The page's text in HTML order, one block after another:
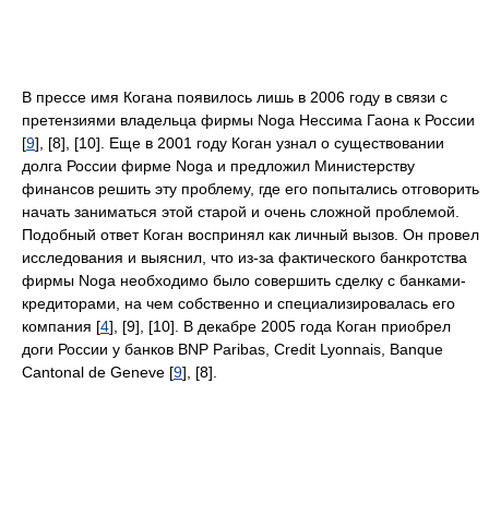
В прессе имя Когана появилось лишь в 2006 году в связи с
претензиями владельца фирмы Noga Нессима Гаона к России
[9], [8], [10]. Еще в 2001 году Коган узнал о существовании
долга России фирме Noga и предложил Министерству
финансов решить эту проблему, где его попытались отговорить
начать заниматься этой старой и очень сложной проблемой.
Подобный ответ Коган воспринял как личный вызов. Он провел
исследования и выяснил, что из-за фактического банкротства
фирмы Noga необходимо было совершить сделку с банками-
кредиторами, на чем собственно и специализировалась его
компания [4], [9], [10]. В декабре 2005 года Коган приобрел
доги России у банков BNP Paribas, Credit Lyonnais, Banque
Cantonal de Geneve [9], [8].